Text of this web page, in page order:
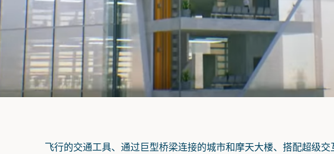
飞行的交通工具、通过巨型桥梁连接的城市和摩天大楼、搭配超级交